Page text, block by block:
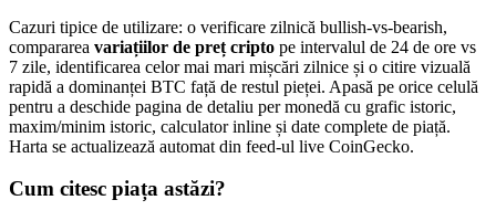
Cazuri tipice de utilizare: o verificare zilnică bullish-vs-bearish,
compararea variațiilor de preț cripto pe intervalul de 24 de ore vs
7 zile, identificarea celor mai mari mișcări zilnice și o citire vizuală
rapidă a dominanței BTC față de restul pieței. Apasă pe orice celulă
pentru a deschide pagina de detaliu per monedă cu grafic istoric,
maxim/minim istoric, calculator inline și date complete de piață.
Harta se actualizează automat din feed-ul live CoinGecko.
Cum citesc piața astăzi?